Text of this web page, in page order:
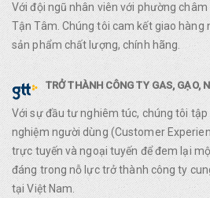
Với đội ngũ nhân viên với phường
Tận Tâm. Chúng tôi cam kết giao hàng
sản phẩm chất lượng, chính hãng.
TRỞ THÀNH CÔNG TY GAS, GẠO,
Với sự đầu tư nghiêm túc, chúng tôi
nghiệm người dùng (Customer
trực tuyến và ngoại tuyến để đem lại
đáng trong nỗ lực trở thành công ty
tại Việt Nam.